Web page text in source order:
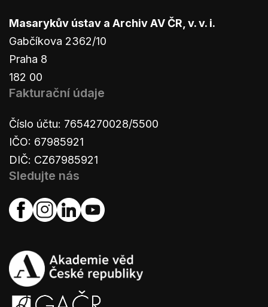
Masarykův ústav a Archiv AV ČR, v. v. i.
Gabčíkova 2362/10
Praha 8
182 00
Fakturační údaje
Číslo účtu: 7654270028/5500
IČO: 67985921
DIČ: CZ67985921
Sledujte nás